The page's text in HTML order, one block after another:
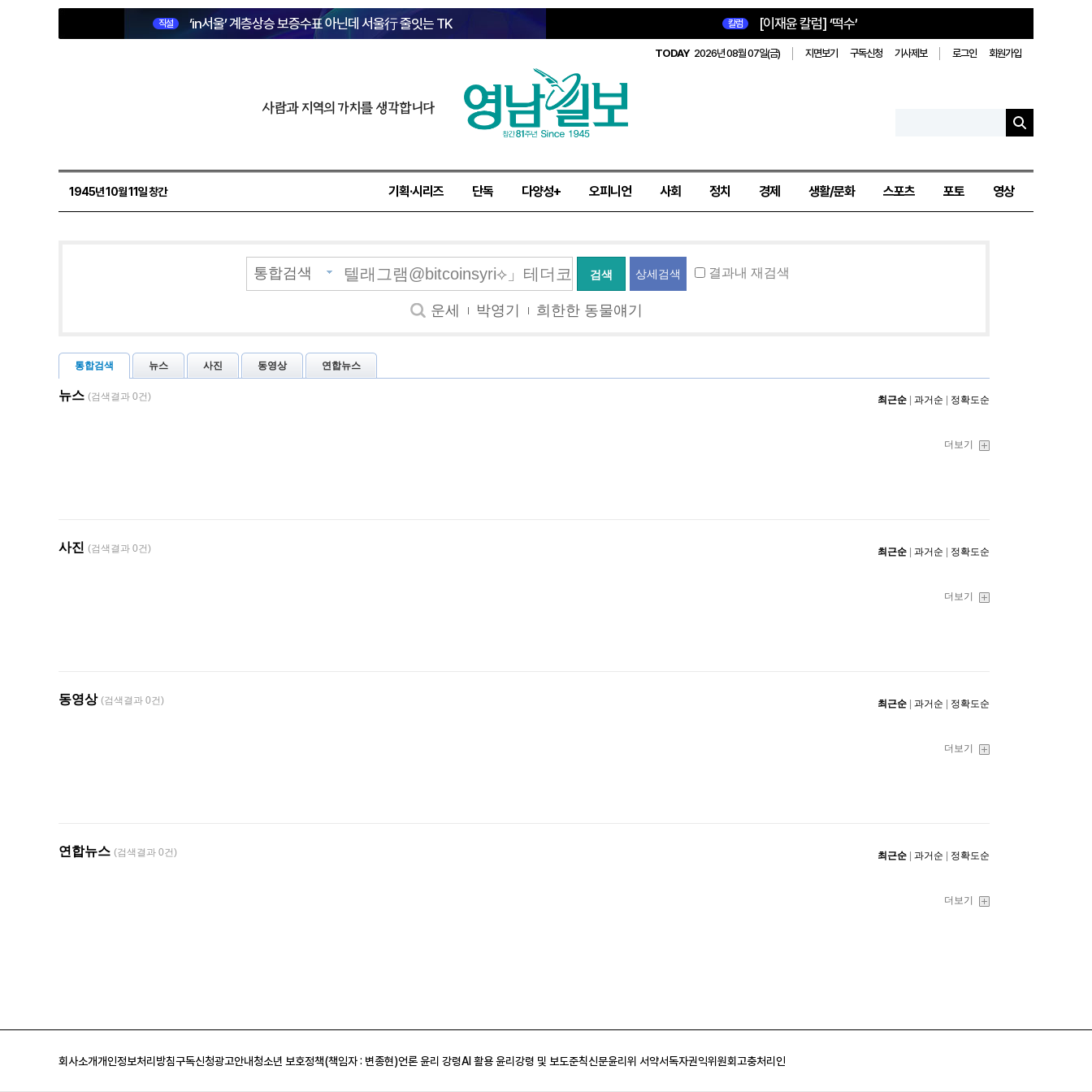
직설 ‘in서울’ 계층상승 보증수표 아닌데 서울行 줄잇는 TK 칼럼 [이재윤 칼럼] ‘떡수’
TODAY 2026년 08월 07일(금) 지면보기 구독신청 기사제보 로그인 회원가입
사람과 지역의 가치를 생각합니다
1945년 10월 11일 창간 기획·시리즈 단독 다양성+ 오피니언 사회 정치 경제 생활/문화 스포츠 포토 영상
회사소개개인정보처리방침구독신청광고안내청소년 보호정책(책임자 : 변종현)언론 윤리 강령AI 활용 윤리강령 및 보도준칙신문윤리위 서약서독자권익위원회고충처리인